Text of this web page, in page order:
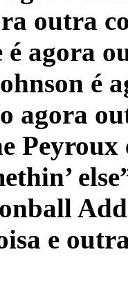
outra
agora
é
agora
e